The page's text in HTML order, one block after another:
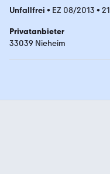
Unfallfrei • EZ 08/2013 •
Privatanbieter
33039 Nieheim